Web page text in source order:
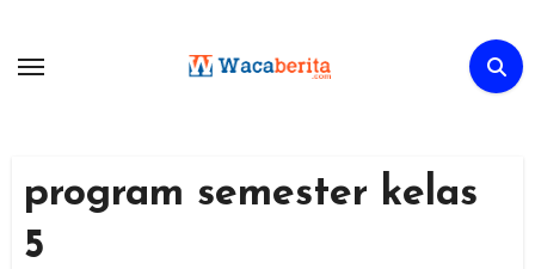
content
program semester kelas
5